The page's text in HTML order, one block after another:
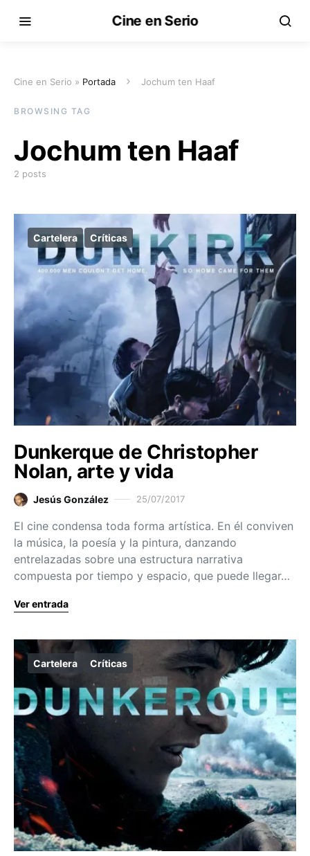
Cine en Serio
Cine en Serio » Portada Jochum ten Haaf
BROWSING TAG
Jochum ten Haaf
2 posts
Cartelera Críticas
Dunkerque de Christopher
Nolan, arte y vida
Jesús González 25/07/2017
El cine condensa toda forma artística. En él conviven
la música, la poesía y la pintura, danzando
entrelazadas sobre una estructura narrativa
compuesta por tiempo y espacio, que puede llegar…
Ver entrada
Cartelera Críticas